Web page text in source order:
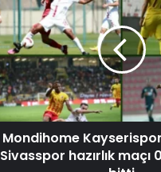
Mondihome Kayserispor
Sivasspor hazırlık